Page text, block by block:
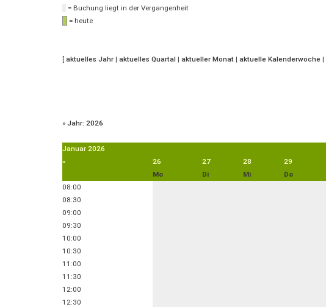
= Buchung liegt in der Vergangenheit
= heute
[ aktuelles Jahr | aktuelles Quartal | aktueller Monat | aktuelle Kalenderwoche |
» Jahr: 2026
Januar 2026
«
26 27 28 29
Mo
Di Mi Do
08:00
08:30
09:00
09:30
10:00
10:30
11:00
11:30
12:00
12:30